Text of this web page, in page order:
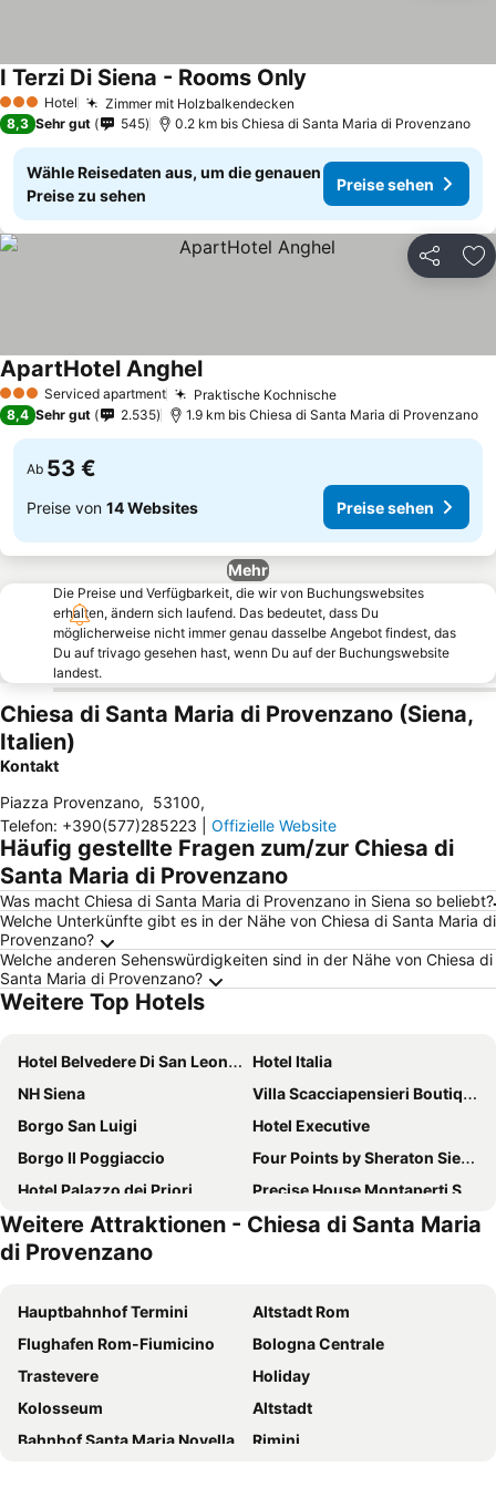
3 SterneHotel Zimmer mit Holzbalkendecken
I Terzi Di Siena - Rooms Only
8,3 Sehr gut 545 0.2 km bis Chiesa di Santa Maria di Provenzano
Wähle Reisedaten aus, um die genauen
Preise zu sehen
Preise sehen
Teilen
3 SterneServiced apartment Praktische KochnischePreise sehen
ApartHotel AnghelPreise sehen
8,4 Sehr gut 2.535 1.9 km bis Chiesa di Santa Maria di Provenzano
Ab 53 €
Preise von 14 Websites Preise sehen
Mehr
Die Preise und Verfügbarkeit, die wir von Buchungswebsites
erhalten, ändern sich laufend. Das bedeutet, dass Du
möglicherweise nicht immer genau dasselbe Angebot findest, das
Du auf trivago gesehen hast, wenn Du auf der Buchungswebsite
landest.
Chiesa di Santa Maria di Provenzano (Siena,
Italien)
Kontakt
Piazza Provenzano, 53100,
Telefon: +390(577)285223 Offizielle Website
Häufig gestellte Fragen zum/zur Chiesa di
Santa Maria di Provenzano
Was macht Chiesa di Santa Maria di Provenzano in Siena so beliebt?
Welche Unterkünfte gibt es in der Nähe von Chiesa di Santa Maria di
Provenzano?
Welche anderen Sehenswürdigkeiten sind in der Nähe von Chiesa di
Santa Maria di Provenzano?
Weitere Top Hotels
Hotel Belvedere Di San Leonino
Hotel Italia
NH Siena
Villa Scacciapensieri Boutique Hotel
Borgo San Luigi
Hotel Executive
Borgo Il Poggiaccio
Four Points by Sheraton Siena
Hotel Palazzo dei Priori
Precise House Montaperti Siena
Hotel Colle Etrusco Salivolpi
Il Chiostro del Carmine
Sangallo Park Hotel
Ultimo Mulino Country Hotel
Hotel Athena
Castello di Spaltenna
Hotel La Colonna Siena
Villa Ermellina Siena, a Tribute Portfolio Hotel
Castello di Leonina Relais - Adults Only
Alma Domus
Hotel Santa Caterina
Hotel Il Giardino
Relais Della Rovere
Weitere Attraktionen - Chiesa di Santa Maria
di Provenzano
Hauptbahnhof Termini
Altstadt Rom
Flughafen Rom-Fiumicino
Bologna Centrale
Trastevere
Holiday
Kolosseum
Altstadt
Bahnhof Santa Maria Novella
Rimini